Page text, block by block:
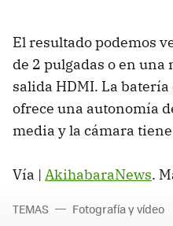
El resultado podemos
de 2 pulgadas o en una
salida HDMI. La
ofrece una autonomía
media y la cámara
Vía | AkihabaraNews.
TEMAS Fotografía y vídeo